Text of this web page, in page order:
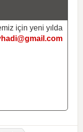
için yeni yılda